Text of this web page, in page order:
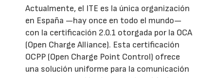
Actualmente, el ITE es la única organización
en España —hay once en todo el mundo—
con la certificación 2.0.1 otorgada por la OCA
(Open Charge Alliance). Esta certificación
OCPP (Open Charge Point Control) ofrece
una solución uniforme para la comunicación